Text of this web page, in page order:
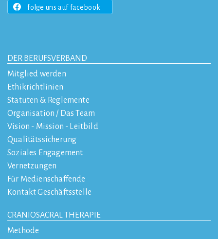
folge uns auf facebook
DER BERUFSVERBAND
Mitglied werden
Ethikrichtlinien
Statuten & Reglemente
Organisation / Das Team
Vision - Mission - Leitbild
Qualitätssicherung
Soziales Engagement
Vernetzungen
Für Medienschaffende
Kontakt Geschäftsstelle
CRANIOSACRAL THERAPIE
Methode